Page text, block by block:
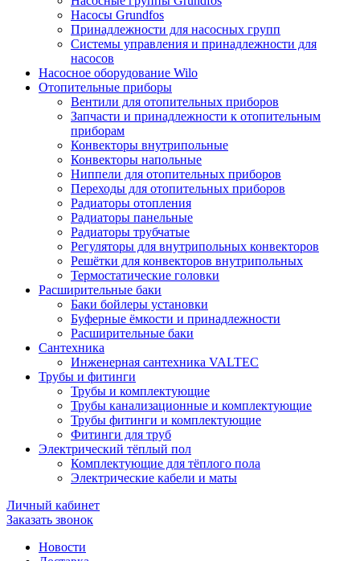
Насосы Grundfos
Принадлежности для насосных групп
Системы управления и принадлежности для
насосов
Насосное оборудование Wilo
Отопительные приборы
Вентили для отопительных приборов
Запчасти и принадлежности к отопительным
приборам
Конвекторы внутрипольные
Конвекторы напольные
Ниппели для отопительных приборов
Переходы для отопительных приборов
Радиаторы отопления
Радиаторы панельные
Радиаторы трубчатые
Регуляторы для внутрипольных конвекторов
Решётки для конвекторов внутрипольных
Термостатические головки
Расширительные баки
Баки бойлеры установки
Буферные ёмкости и принадлежности
Расширительные баки
Сантехника
Инженерная сантехника VALTEC
Трубы и фитинги
Трубы и комплектующие
Трубы канализационные и комплектующие
Трубы фитинги и комплектующие
Фитинги для труб
Электрический тёплый пол
Комплектующие для тёплого пола
Электрические кабели и маты
Личный кабинет
Заказать звонок
Новости